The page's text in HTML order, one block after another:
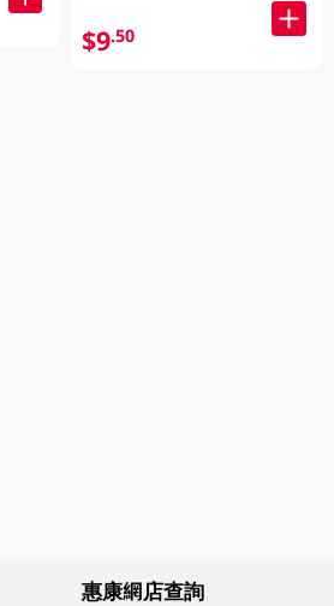
$9.50
惠康網店查詢